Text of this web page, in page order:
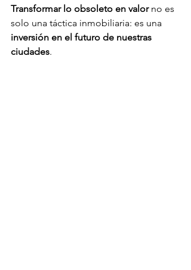
Transformar lo obsoleto en valor no es
solo una táctica inmobiliaria: es una
inversión en el futuro de nuestras
ciudades.